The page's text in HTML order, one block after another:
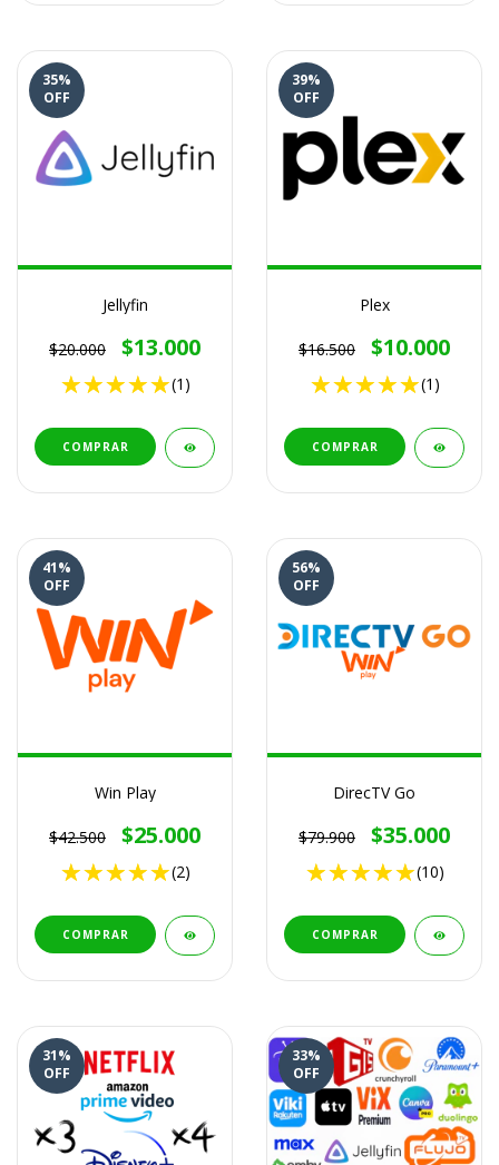
35%
OFF
Jellyfin
$20.000 $13.000
(1)
COMPRAR
39%
OFF
Plex
$16.500 $10.000
(1)
COMPRAR
41%
OFF
Win Play
$42.500 $25.000
(2)
COMPRAR
56%
OFF
DirecTV Go
$79.900 $35.000
(10)
COMPRAR
31%
OFF
33%
OFF